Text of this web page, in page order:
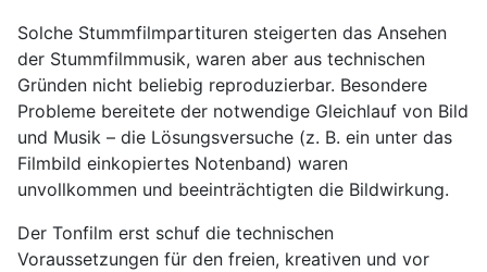
Solche Stummfilmpartituren steigerten das Ansehen
der Stummfilmmusik, waren aber aus technischen
Gründen nicht beliebig reproduzierbar. Besondere
Probleme bereitete der notwendige Gleichlauf von Bild
und Musik – die Lösungsversuche (z. B. ein unter das
Filmbild einkopiertes Notenband) waren
unvollkommen und beeinträchtigten die Bildwirkung.
Der Tonfilm erst schuf die technischen
Voraussetzungen für den freien, kreativen und vor